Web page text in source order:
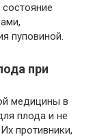
пуповиной.
при
медицины в
плода и не
противники,